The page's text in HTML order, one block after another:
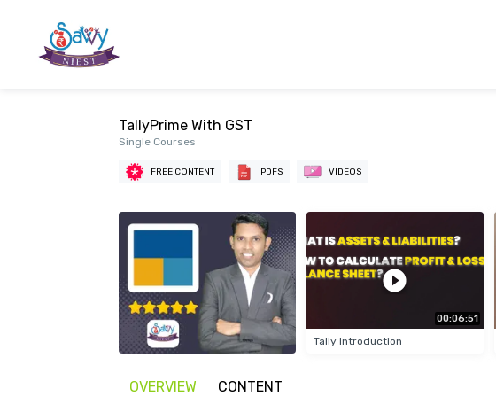
TallyPrime With GST
Single Courses
FREE CONTENT PDFS VIDEOS
Tally Introduction
00:06:51
OVERVIEW CONTENT